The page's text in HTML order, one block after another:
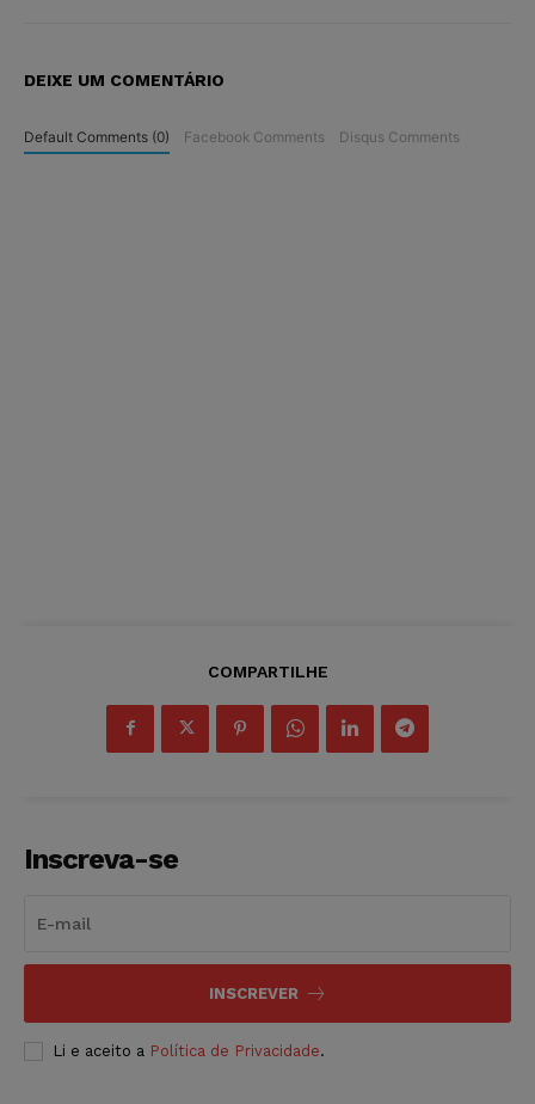
DEIXE UM COMENTÁRIO
Default Comments (0) Facebook Comments Disqus Comments
COMPARTILHE
Inscreva-se
INSCREVER
Li e aceito a Política de Privacidade.